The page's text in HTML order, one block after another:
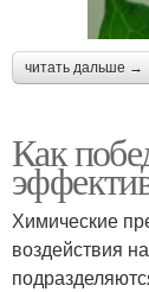
читать дальше →
Как
Химические
воздействия